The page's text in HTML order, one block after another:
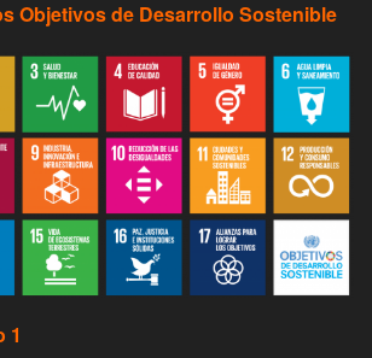
Objetivos de Desarrollo Sostenible
1